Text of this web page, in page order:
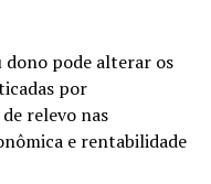
dono pode alterar os
por
relevo nas
e rentabilidade